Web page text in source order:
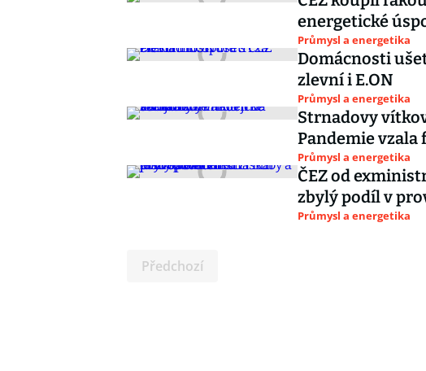
energetické
Průmysl a energetika
Domácnosti
zlevní i E.ON
Průmysl a energetika
Strnadovy
Pandemie
Průmysl a energetika
ČEZ od
zbylý podíl v
Průmysl a energetika
Předchozí